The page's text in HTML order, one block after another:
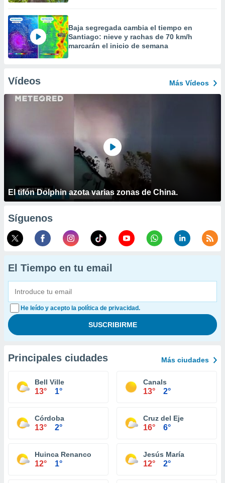
Baja segregada cambia el tiempo en
Santiago: nieve y rachas de 70 km/h
marcarán el inicio de semana
Vídeos Más Vídeos
El tifón Dolphin azota varias zonas de China.
Síguenos
El Tiempo en tu email
He leído y acepto la política de privacidad.
Principales ciudades Más ciudades
Bell Ville
13° 1°
Canals
13° 2°
Córdoba
13° 2°
Cruz del Eje
16° 6°
Huinca Renanco
12° 1°
Jesús María
12° 2°